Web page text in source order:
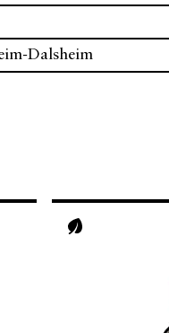
Dalsheim
Vegan